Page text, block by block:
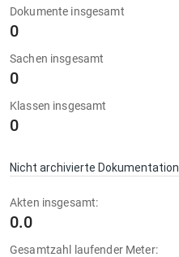
Dokumente insgesamt
0
Sachen insgesamt
0
Klassen insgesamt
0
Nicht archivierte Dokumentation
Akten insgesamt:
0.0
Gesamtzahl laufender Meter: